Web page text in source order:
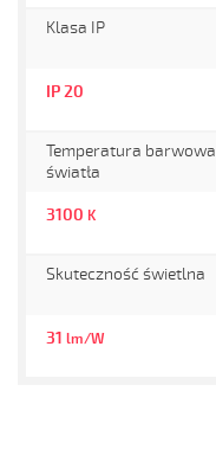
Klasa IP
IP 20
Temperatura barwowa
światła
3100 K
Skuteczność świetlna
31 lm/W